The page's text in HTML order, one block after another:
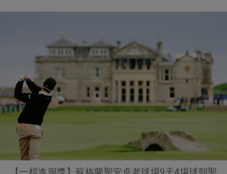
【一桿進洞獎】蘇格蘭聖安卓老球場9天4場球朝聖